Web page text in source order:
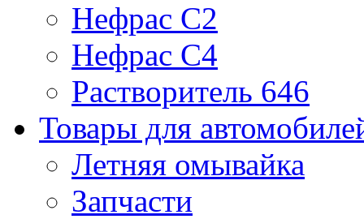
Нефрас С2
Нефрас С4
Растворитель 646
Товары для
Летняя омывайка
Запчасти